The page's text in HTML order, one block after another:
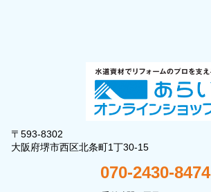
〒593-8302
大阪府堺市西区北条町1丁30-15
070-2430-8474